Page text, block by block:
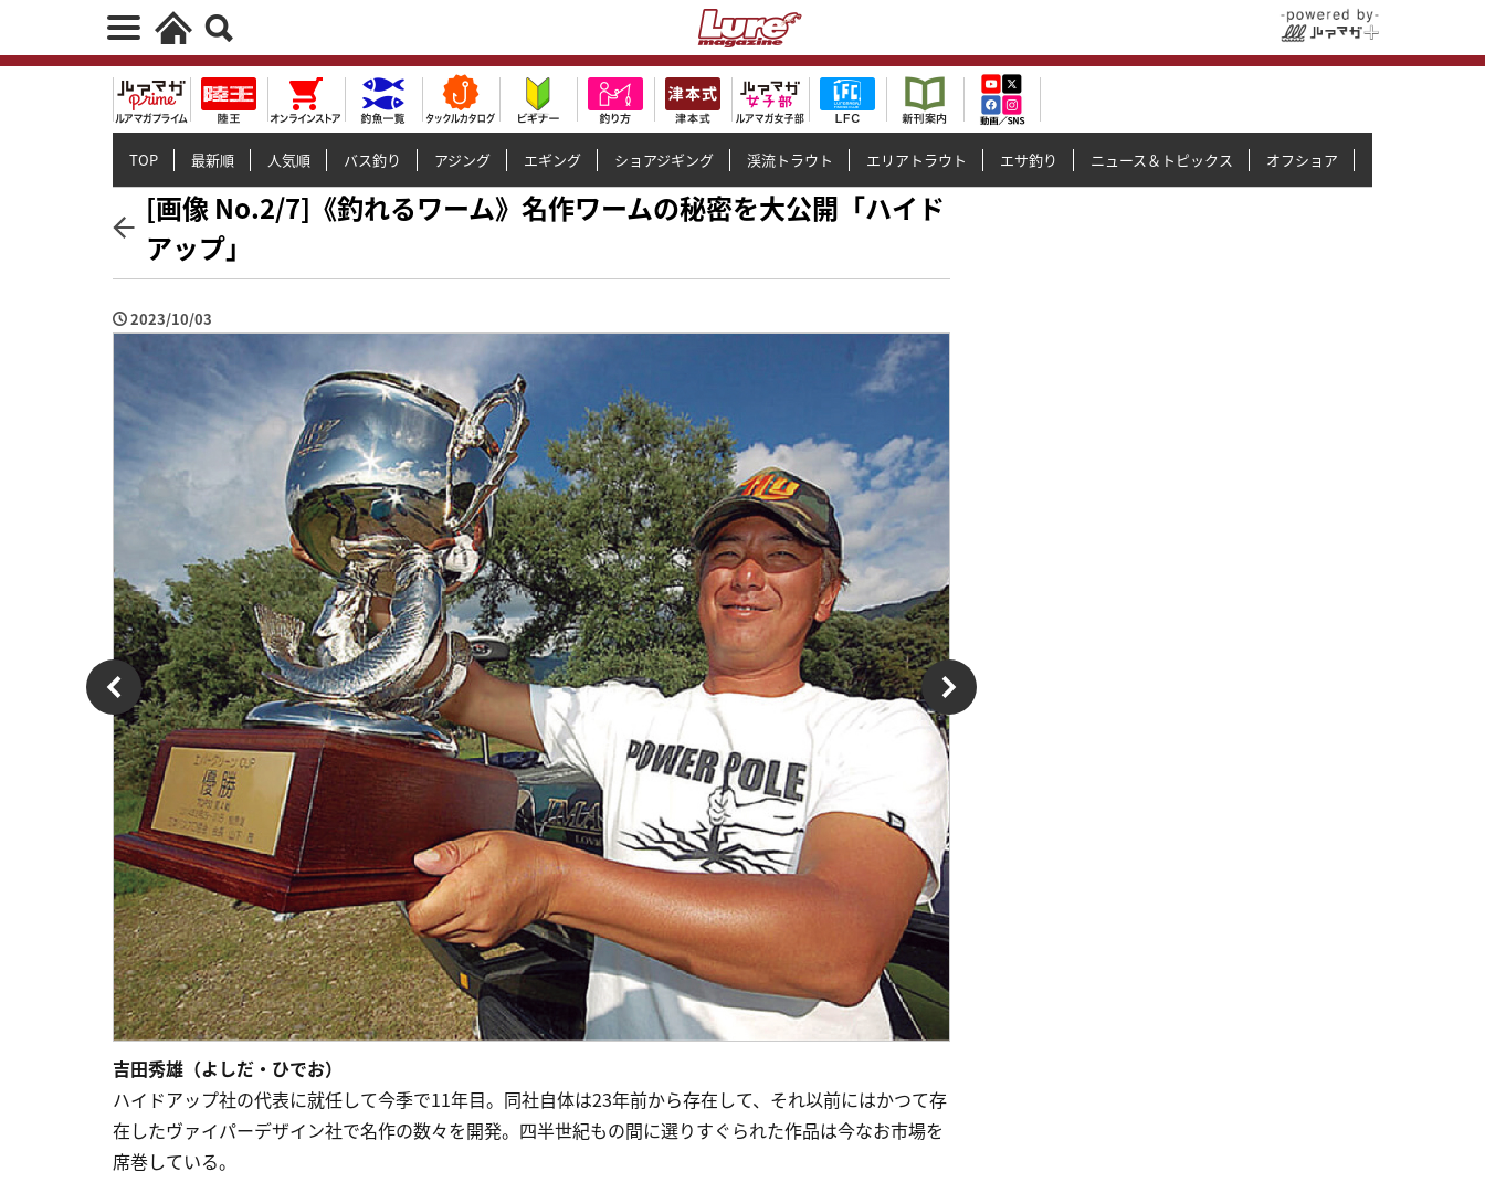
TOP 最新順 人気順 バス釣り アジング エギング ショアジギング 渓流トラウト エリアトラウト エサ釣り ニュース＆トピックス オフショア
[画像 No.2/7]《釣れるワーム》名作ワームの秘密を大公開「ハイド
アップ」
2023/10/03
吉田秀雄（よしだ・ひでお）
ハイドアップ社の代表に就任して今季で11年目。同社自体は23年前から存在して、それ以前にはかつて存
在したヴァイパーデザイン社で名作の数々を開発。四半世紀もの間に選りすぐられた作品は今なお市場を
席巻している。